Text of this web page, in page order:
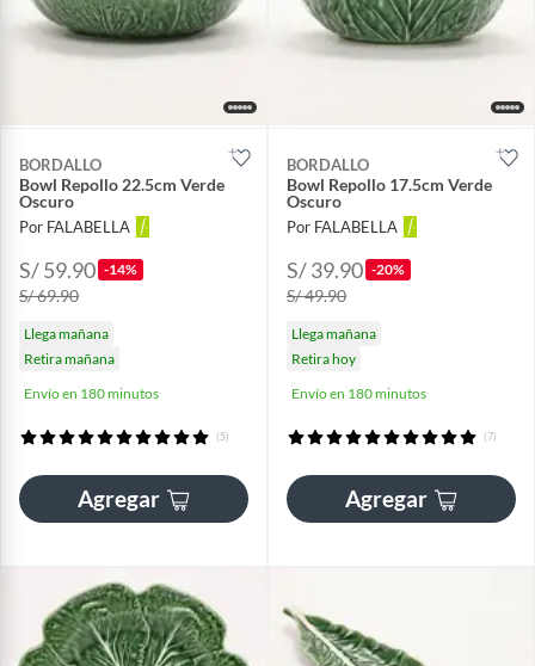
BORDALLO
Bowl Repollo 22.5cm Verde
Oscuro
Por FALABELLA
S/ 59.90 -14%
S/ 69.90
Llega mañana
Retira mañana
Envío en 180 minutos
(5)
Agregar
BORDALLO
Bowl Repollo 17.5cm Verde
Oscuro
Por FALABELLA
S/ 39.90 -20%
S/ 49.90
Llega mañana
Retira hoy
Envío en 180 minutos
(7)
Agregar